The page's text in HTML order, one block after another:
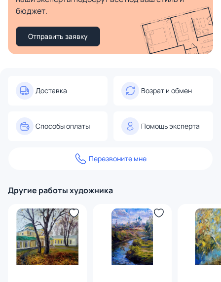
бюджет.
Отправить заявку
Доставка Возрат и обмен
Способы оплаты Помощь эксперта
Перезвоните мне
Другие работы художника